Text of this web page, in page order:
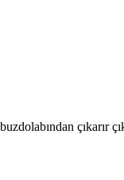
çıkarır